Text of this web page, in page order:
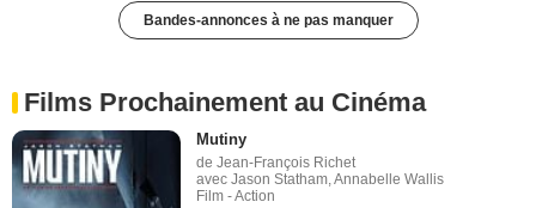
Bandes-annonces à ne pas manquer
Films Prochainement au Cinéma
Mutiny
de Jean-François Richet
avec Jason Statham, Annabelle Wallis
Film - Action